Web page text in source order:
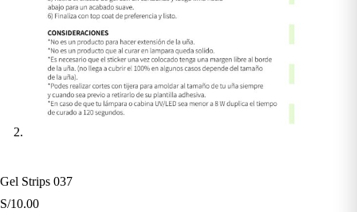
Gel Strips 037
S/10.00